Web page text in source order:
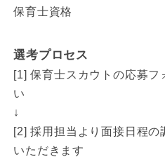
保育士資格
選考プロセス
[1] 保育士スカウトの応募フ
い
↓
[2] 採用担当より面接日程の
いただきます